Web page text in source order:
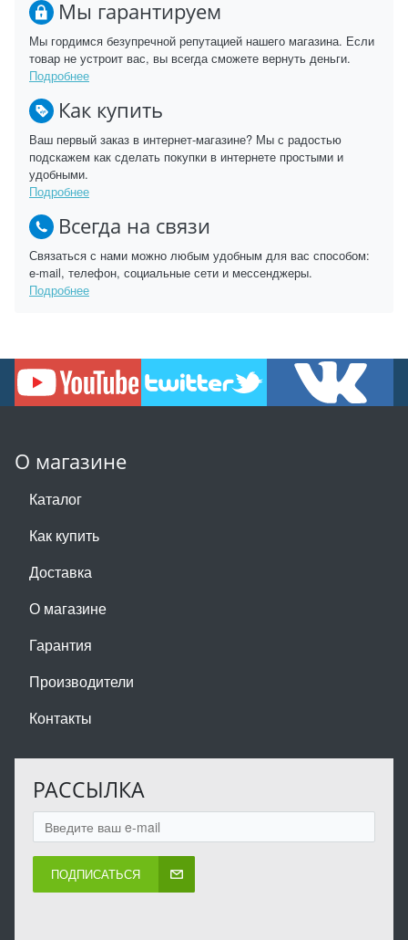
Мы гарантируем
Мы гордимся безупречной репутацией нашего магазина. Если
товар не устроит вас, вы всегда сможете вернуть деньги.
Подробнее
Как купить
Ваш первый заказ в интернет-магазине? Мы с радостью
подскажем как сделать покупки в интернете простыми и
удобными.
Подробнее
Всегда на связи
Связаться с нами можно любым удобным для вас способом:
e-mail, телефон, социальные сети и мессенджеры.
Подробнее
О магазине
Каталог
Как купить
Доставка
О магазине
Гарантия
Производители
Контакты
РАССЫЛКА
ПОДПИСАТЬСЯ